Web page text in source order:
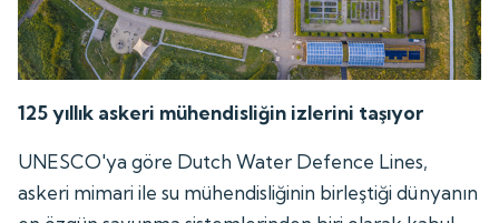
125 yıllık askeri mühendisliğin izlerini taşıyor
UNESCO'ya göre Dutch Water Defence Lines,
askeri mimari ile su mühendisliğinin birleştiği dünyanın